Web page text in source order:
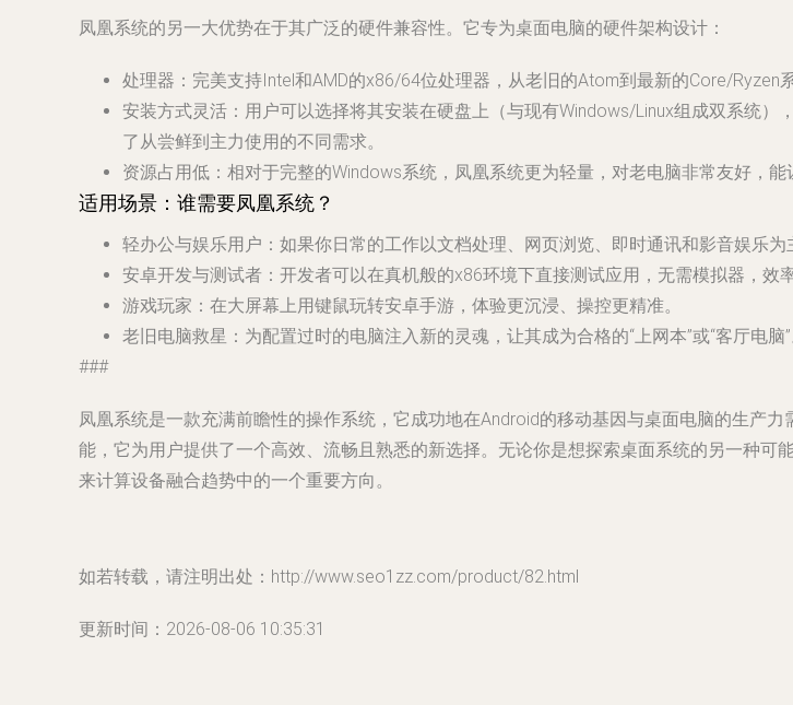
凤凰系统的另一大优势在于其广泛的硬件兼容性。它专为桌面电脑的硬件架构设计：
处理器 ：完美支持Intel和AMD的x86/64位处理器，从老旧的Atom到最新的Core/Ryzen
安装方式灵活 ：用户可以选择将其安装在硬盘上（与现有Windows/Linux组成双系统
了从尝鲜到主力使用的不同需求。
资源占用低 ：相对于完整的Windows系统，凤凰系统更为轻量，对老电脑非常友好，
适用场景：谁需要凤凰系统？
轻办公与娱乐用户 ：如果你日常的工作以文档处理、网页浏览、即时通讯和影音娱乐
安卓开发与测试者 ：开发者可以在真机般的x86环境下直接测试应用，无需模拟器，效率
游戏玩家 ：在大屏幕上用键鼠玩转安卓手游，体验更沉浸、操控更精准。
老旧电脑救星 ：为配置过时的电脑注入新的灵魂，让其成为合格的“上网本”或“客厅电脑”
###
凤凰系统是一款充满前瞻性的操作系统，它成功地在Android的移动基因与桌面电脑的生产
能，它为用户提供了一个高效、流畅且熟悉的新选择。无论你是想探索桌面系统的另一种
来计算设备融合趋势中的一个重要方向。
如若转载，请注明出处：http://www.seo1zz.com/product/82.html
更新时间：2026-08-06 10:35:31